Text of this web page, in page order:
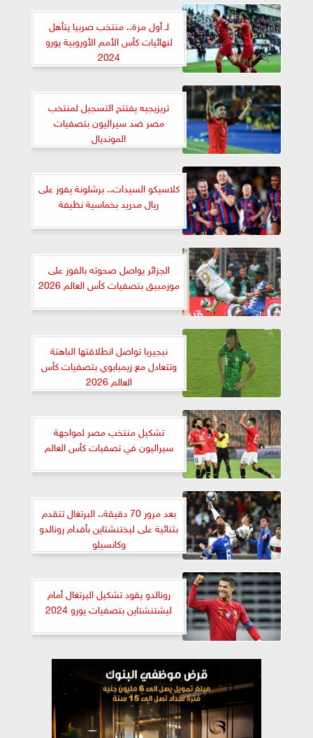
لـ أول مرة.. منتخب صربيا يتأهل
لنهائيات كأس الأمم الأوروبية يورو
2024
تريزيجيه يفتتح التسجيل لمنتخب
مصر ضد سيراليون بتصفيات
المونديال
كلاسيكو السيدات.. برشلونة يفوز على
ريال مدريد بخماسية نظيفة
الجزائر يواصل صحوته بالفوز على
موزمبيق بتصفيات كأس العالم 2026
نيجيريا تواصل انطلاقتها الباهتة
وتتعادل مع زيمبابوي بتصفيات كأس
العالم 2026
تشكيل منتخب مصر لمواجهة
سيراليون في تصفيات كأس العالم
بعد مرور 70 دقيقة.. البرتغال تتقدم
بثنائية على ليختنشتاين بأقدام رونالدو
وكانسيلو
رونالدو يقود تشكيل البرتغال أمام
ليشتنشتاين بتصفيات يورو 2024